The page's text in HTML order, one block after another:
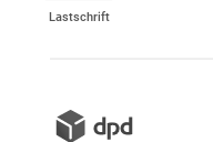
Lastschrift